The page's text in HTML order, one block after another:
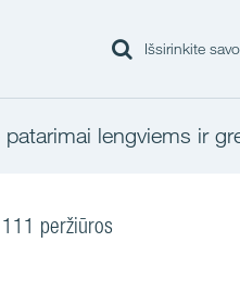
Išsirinkite
lengviems ir
peržiūros